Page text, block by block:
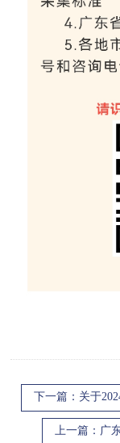
下一篇：关于
上一篇：广